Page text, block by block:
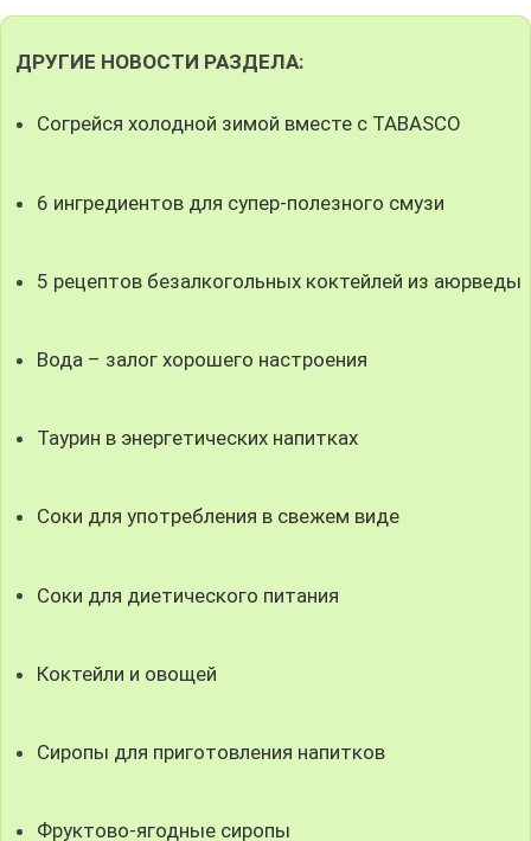
ДРУГИЕ НОВОСТИ РАЗДЕЛА:
Согрейся холодной зимой вместе с TABASCO
6 ингредиентов для супер-полезного смузи
5 рецептов безалкогольных коктейлей из аюрведы
Вода – залог хорошего настроения
Таурин в энергетических напитках
Соки для употребления в свежем виде
Соки для диетического питания
Коктейли и овощей
Сиропы для приготовления напитков
Фруктово-ягодные сиропы